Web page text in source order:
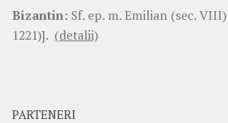
Bizantin: Sf. ep. m. Emilian (sec.
1221)]. (detalii)
PARTENERI